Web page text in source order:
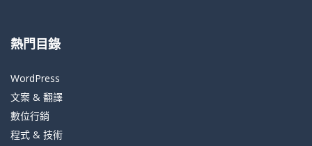
熱門目錄
WordPress
文案 & 翻譯
數位行銷
程式 & 技術